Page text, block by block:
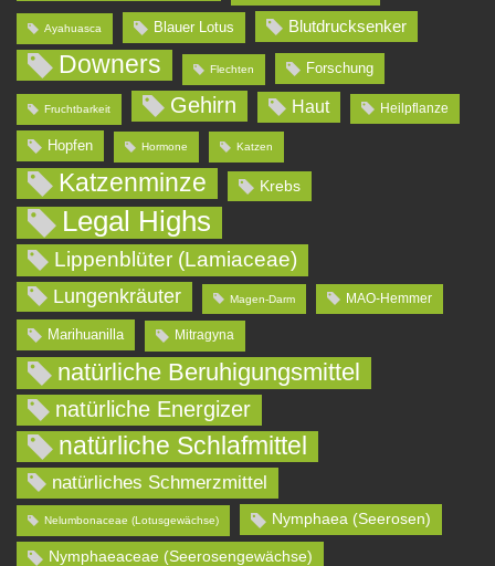
Ayahuasca Blauer Lotus Blutdrucksenker
Downers Flechten Forschung
Fruchtbarkeit Gehirn Haut Heilpflanze
Hopfen Hormone Katzen
Katzenminze Krebs
Legal Highs
Lippenblüter (Lamiaceae)
Lungenkräuter Magen-Darm MAO-Hemmer
Marihuanilla Mitragyna
natürliche Beruhigungsmittel
natürliche Energizer
natürliche Schlafmittel
natürliches Schmerzmittel
Nelumbonaceae (Lotusgewächse) Nymphaea (Seerosen)
Nymphaeaceae (Seerosengewächse)